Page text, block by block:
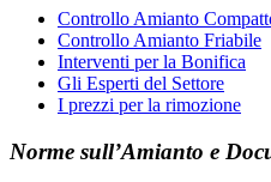
Controllo Amianto
Controllo Amianto Friabile
Interventi per la Bonifica
Gli Esperti del Settore
I prezzi per la rimozione
Norme sull’Amianto e